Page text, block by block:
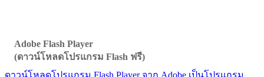
Adobe Flash Player
(ดาวน์โหลดโปรแกรม Flash ฟรี)
ดาวน์โหลดโปรแกรม Flash Player จาก Adobe เป็นโปรแกรม